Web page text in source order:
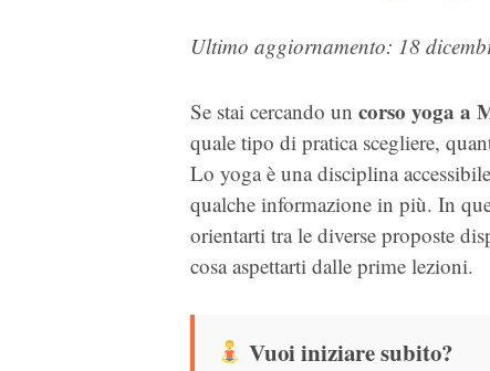
Ultimo aggiornamento: 18
Se stai cercando un corso yoga a
quale tipo di pratica scegliere,
Lo yoga è una disciplina
qualche informazione in più. In
orientarti tra le diverse proposte
cosa aspettarti dalle prime lezioni.
Vuoi iniziare subito?